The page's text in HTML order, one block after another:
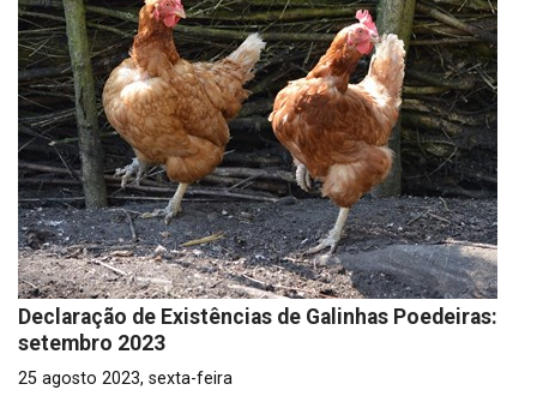
Declaração de Existências de Galinhas Poedeiras:
setembro 2023
25 agosto 2023, sexta-feira